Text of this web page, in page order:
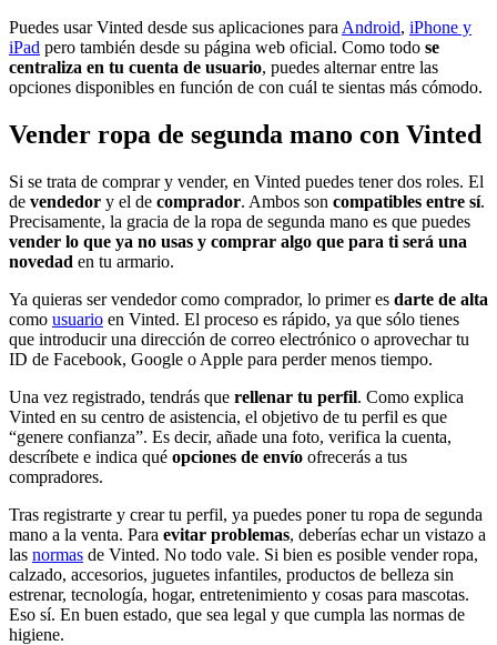
Puedes usar Vinted desde sus aplicaciones para Android, iPhone y
iPad pero también desde su página web oficial. Como todo se
centraliza en tu cuenta de usuario, puedes alternar entre las
opciones disponibles en función de con cuál te sientas más cómodo.
Vender ropa de segunda mano con Vinted
Si se trata de comprar y vender, en Vinted puedes tener dos roles. El
de vendedor y el de comprador. Ambos son compatibles entre sí.
Precisamente, la gracia de la ropa de segunda mano es que puedes
vender lo que ya no usas y comprar algo que para ti será una
novedad en tu armario.
Ya quieras ser vendedor como comprador, lo primer es darte de alta
como usuario en Vinted. El proceso es rápido, ya que sólo tienes
que introducir una dirección de correo electrónico o aprovechar tu
ID de Facebook, Google o Apple para perder menos tiempo.
Una vez registrado, tendrás que rellenar tu perfil. Como explica
Vinted en su centro de asistencia, el objetivo de tu perfil es que
“genere confianza”. Es decir, añade una foto, verifica la cuenta,
descríbete e indica qué opciones de envío ofrecerás a tus
compradores.
Tras registrarte y crear tu perfil, ya puedes poner tu ropa de segunda
mano a la venta. Para evitar problemas, deberías echar un vistazo a
las normas de Vinted. No todo vale. Si bien es posible vender ropa,
calzado, accesorios, juguetes infantiles, productos de belleza sin
estrenar, tecnología, hogar, entretenimiento y cosas para mascotas.
Eso sí. En buen estado, que sea legal y que cumpla las normas de
higiene.